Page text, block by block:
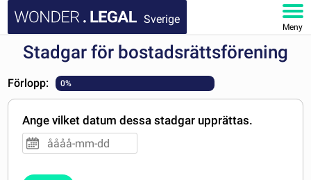
Sverige
Meny
STARTSIDA
DOKUMENT
FAQ
Stadgar för bostadsrättsförening
Förlopp: 0%
Ange vilket datum dessa stadgar upprättas.